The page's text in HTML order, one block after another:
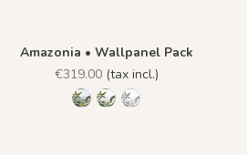
Amazonia • Wallpanel Pack
€319.00 (tax incl.)
R001 - Naturel
R002 - Patine
R003 - Grisaille